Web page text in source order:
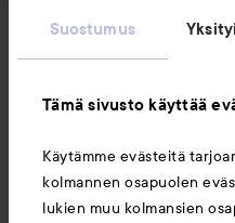
Suostumus
Tämä sivusto käyttää
Käytämme evästeitä
kolmannen osapuolen
lukien muu kolmansien
Asiakaspalvelu
Tietoja
Saattaisit myös